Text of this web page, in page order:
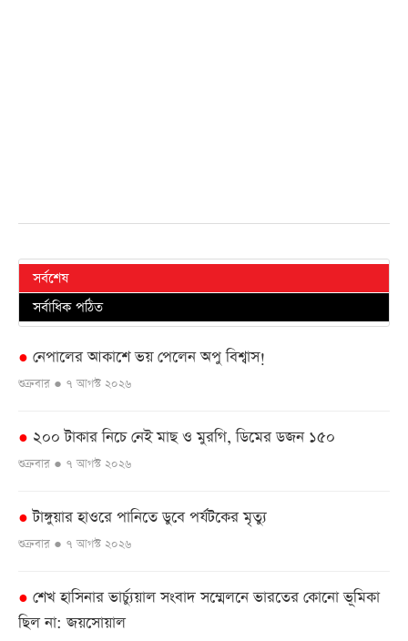
সর্বশেষ
সর্বাধিক পঠিত
● নেপালের আকাশে ভয় পেলেন অপু বিশ্বাস!
শুক্রবার ● ৭ আগস্ট ২০২৬
● ২০০ টাকার নিচে নেই মাছ ও মুরগি, ডিমের ডজন ১৫০
শুক্রবার ● ৭ আগস্ট ২০২৬
● টাঙ্গুয়ার হাওরে পানিতে ডুবে পর্যটকের মৃত্যু
শুক্রবার ● ৭ আগস্ট ২০২৬
● শেখ হাসিনার ভার্চ্যুয়াল সংবাদ সম্মেলনে ভারতের কোনো ভূমিকা
ছিল না: জয়সোয়াল